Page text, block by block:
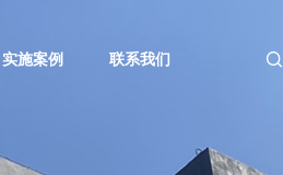
实施案例 联系我们